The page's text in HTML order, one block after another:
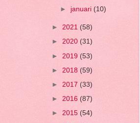
► januari (10)
► 2021 (58)
► 2020 (31)
► 2019 (53)
► 2018 (59)
► 2017 (33)
► 2016 (87)
► 2015 (54)